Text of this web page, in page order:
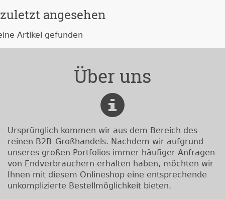
zuletzt angesehen
Artikel gefunden
Über uns
Ursprünglich kommen wir aus dem Bereich des
reinen B2B-Großhandels. Nachdem wir aufgrund
unseres großen Portfolios immer häufiger Anfragen
von Endverbrauchern erhalten haben, möchten wir
Ihnen mit diesem Onlineshop eine entsprechende
unkomplizierte Bestellmöglichkeit bieten.